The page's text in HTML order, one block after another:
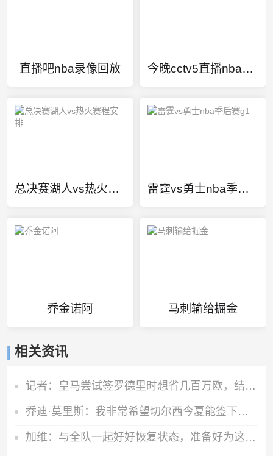
直播吧nba录像回放 今晚cctv5直播nba比赛
总决赛湖人vs热火赛程安排 雷霆vs勇士nba季后赛g1
乔金诺阿 马刺输给掘金
相关资讯
记者：皇马尝试签罗德里时想省几百万欧，结果被巴萨趁虚而入
乔迪·莫里斯：我非常希望切尔西今夏能签下巴尔科拉
加维：与全队一起好好恢复状态，准备好为这个赛季全力以赴